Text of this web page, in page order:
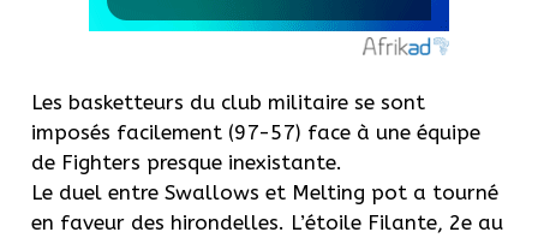
Les basketteurs du club militaire se sont
imposés facilement (97-57) face à une équipe
de Fighters presque inexistante.
Le duel entre Swallows et Melting pot a tourné
en faveur des hirondelles. L’étoile Filante, 2e au